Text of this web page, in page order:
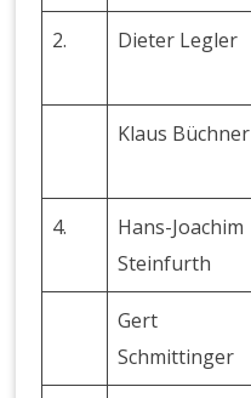
2. Dieter Legler
Klaus Büchner
4.
Hans-Joachim
Steinfurth
Gert
Schmittinger